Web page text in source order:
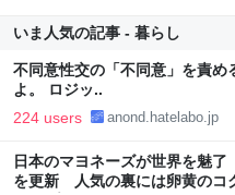
いま人気の記事 - 暮らし
不同意性交の「不同意」を責め
よ。 ロジッ..
224 users anond.hatelabo.jp
日本のマヨネーズが世界を魅
を更新 人気の裏には卵黄のコ